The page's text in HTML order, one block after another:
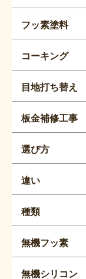
フッ素塗料
コーキング
目地打ち替え
板金補修工事
選び方
違い
種類
無機フッ素
無機シリコン